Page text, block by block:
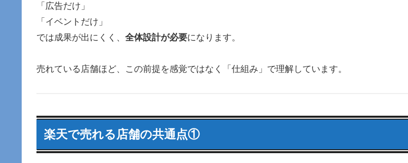
「広告だけ」
「イベントだけ」
では成果が出にくく、 全体設計が必要になります。
売れている店舗ほど、この前提を感覚ではなく「仕組み」で理解しています。
楽天で売れる店舗の共通点①